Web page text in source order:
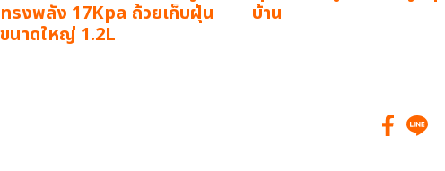
ทรงพลัง 17Kpa ถ้วยเก็บฝุ่น
ขนาดใหญ่ 1.2L
บ้าน